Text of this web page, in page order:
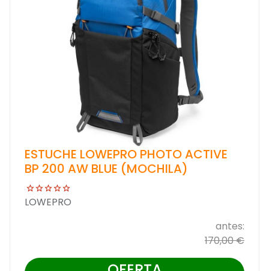
ESTUCHE LOWEPRO PHOTO ACTIVE
BP 200 AW BLUE (MOCHILA)
LOWEPRO
antes:
170,00 €